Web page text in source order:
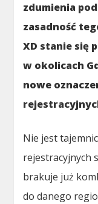
zdumienia
zasadność
XD stanie się
w okolicach
nowe
Nie jest
rejestracyjnych
brakuje już
do danego